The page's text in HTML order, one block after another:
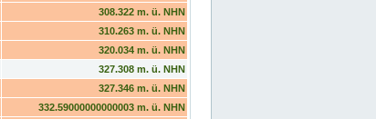
308.322 m. ü. NHN
310.263 m. ü. NHN
320.034 m. ü. NHN
327.308 m. ü. NHN
327.346 m. ü. NHN
332.59000000000003 m. ü. NHN